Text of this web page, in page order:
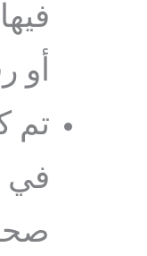
أو
تم
في